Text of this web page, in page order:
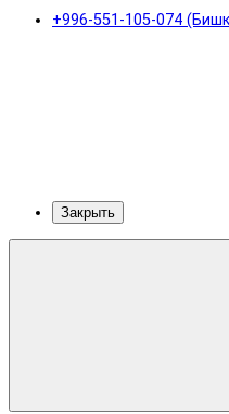
+996-551-105-074
Закрыть